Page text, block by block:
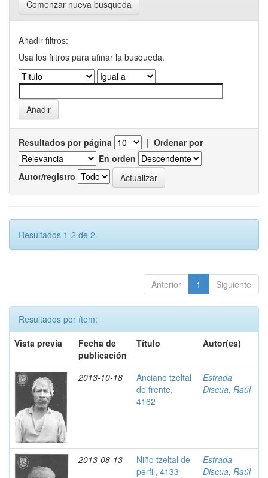
Comenzar nueva busqueda
Añadir filtros:
Usa los filtros para afinar la busqueda.
Resultados por página | Ordenar por
En orden
Autor/registro
Resultados 1-2 de 2.
Anterior 1 Siguiente
Resultados por ítem:
Vista previa
Fecha de
publicación
Título Autor(es)
2013-10-18
Anciano tzeltal
de frente,
4162
Estrada
Discua, Raúl
2013-08-13
Niño tzeltal de
perfil, 4133
Estrada
Discua, Raúl